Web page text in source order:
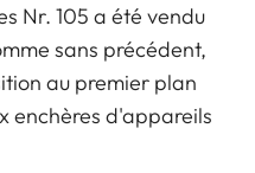
Nr. 105 a été vendu
sans précédent,
au premier plan
enchères d'appareils